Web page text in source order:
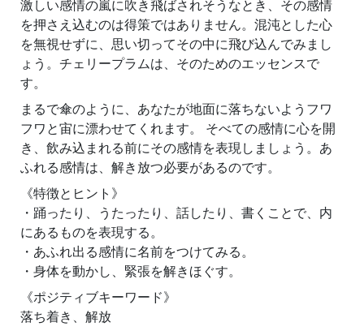
激しい感情の嵐に吹き飛ばされそうなとき、その感情
を押さえ込むのは得策ではありません。混沌とした心
を無視せずに、思い切ってその中に飛び込んでみまし
ょう。チェリープラムは、そのためのエッセンスで
す。
まるで傘のように、あなたが地面に落ちないようフワ
フワと宙に漂わせてくれます。 そべての感情に心を開
き、飲み込まれる前にその感情を表現しましょう。あ
ふれる感情は、解き放つ必要があるのです。
《特徴とヒント》
・踊ったり、うたったり、話したり、書くことで、内
にあるものを表現する。
・あふれ出る感情に名前をつけてみる。
・身体を動かし、緊張を解きほぐす。
《ポジティブキーワード》
落ち着き、解放